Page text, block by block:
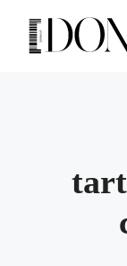
contenuto